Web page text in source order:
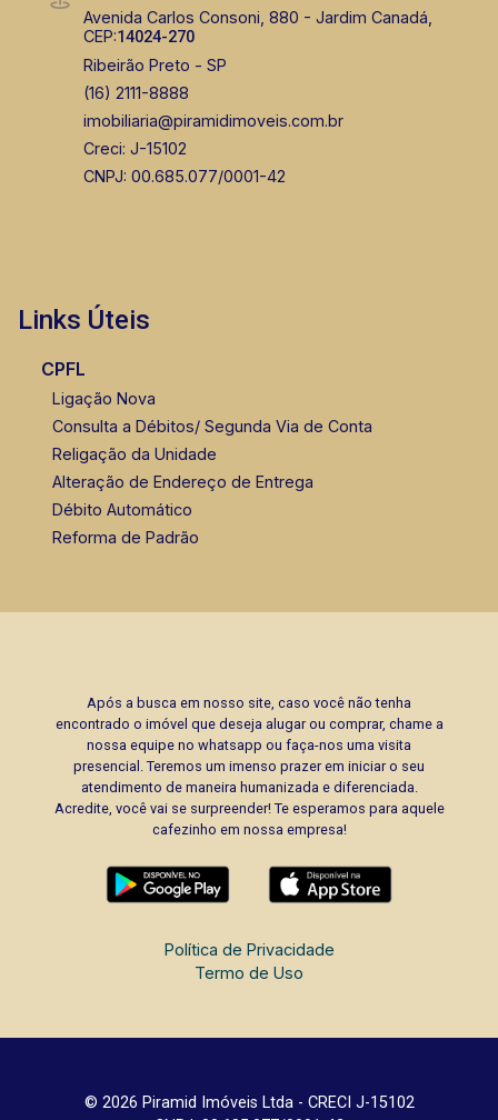
Avenida Carlos Consoni, 880 - Jardim Canadá,
CEP:14024-270
Ribeirão Preto - SP
(16) 2111-8888
imobiliaria@piramidimoveis.com.br
Creci: J-15102
CNPJ: 00.685.077/0001-42
Links Úteis
CPFL
Ligação Nova
Consulta a Débitos/ Segunda Via de Conta
Religação da Unidade
Alteração de Endereço de Entrega
Débito Automático
Reforma de Padrão
Após a busca em nosso site, caso você não tenha
encontrado o imóvel que deseja alugar ou comprar, chame a
nossa equipe no whatsapp ou faça-nos uma visita
presencial. Teremos um imenso prazer em iniciar o seu
atendimento de maneira humanizada e diferenciada.
Acredite, você vai se surpreender! Te esperamos para aquele
cafezinho em nossa empresa!
Política de Privacidade
Termo de Uso
© 2026 Piramid Imóveis Ltda - CRECI J-15102